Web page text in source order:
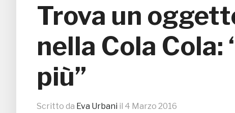
Trova un
nella Cola Cola:
più”
Scritto da Eva Urbani il 4 Marzo 2016